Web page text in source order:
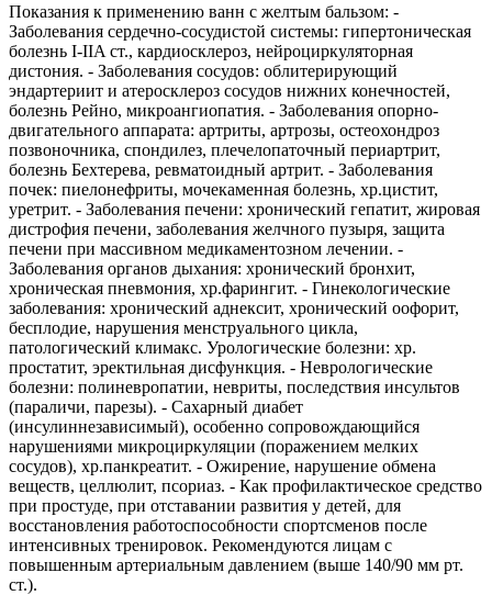
Показания к применению ванн с желтым бальзом: -
Заболевания сердечно-сосудистой системы: гипертоническая
болезнь I-IIA ст., кардиосклероз, нейроциркуляторная
дистония. - Заболевания сосудов: облитерирующий
эндартериит и атеросклероз сосудов нижних конечностей,
болезнь Рейно, микроангиопатия. - Заболевания опорно-
двигательного аппарата: артриты, артрозы, остеохондроз
позвоночника, спондилез, плечелопаточный периартрит,
болезнь Бехтерева, ревматоидный артрит. - Заболевания
почек: пиелонефриты, мочекаменная болезнь, хр.цистит,
уретрит. - Заболевания печени: хронический гепатит, жировая
дистрофия печени, заболевания желчного пузыря, защита
печени при массивном медикаментозном лечении. -
Заболевания органов дыхания: хронический бронхит,
хроническая пневмония, хр.фарингит. - Гинекологические
заболевания: хронический аднексит, хронический оофорит,
бесплодие, нарушения менструального цикла,
патологический климакс. Урологические болезни: хр.
простатит, эректильная дисфункция. - Неврологические
болезни: полиневропатии, невриты, последствия инсультов
(параличи, парезы). - Сахарный диабет
(инсулиннезависимый), особенно сопровождающийся
нарушениями микроциркуляции (поражением мелких
сосудов), хр.панкреатит. - Ожирение, нарушение обмена
веществ, целлюлит, псориаз. - Как профилактическое средство
при простуде, при отставании развития у детей, для
восстановления работоспособности спортсменов после
интенсивных тренировок. Рекомендуются лицам с
повышенным артериальным давлением (выше 140/90 мм рт.
ст.).